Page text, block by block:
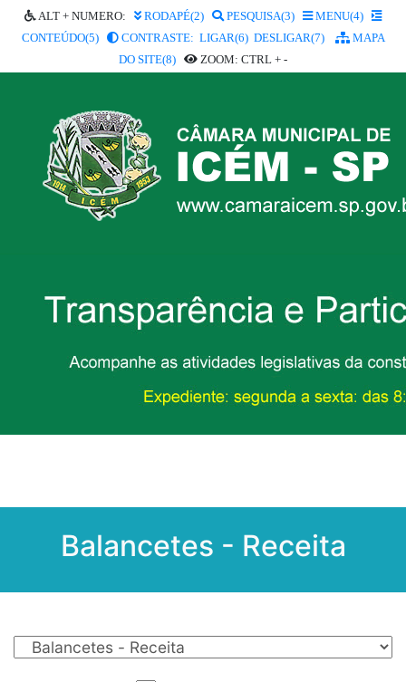
ALT + NUMERO: RODAPÉ(2) PESQUISA(3)
MENU(4)
CONTEÚDO(5)
CONTRASTE: LIGAR(6) DESLIGAR(7)
MAPA
DO SITE(8)
ZOOM: CTRL + -
Balancetes - Receita